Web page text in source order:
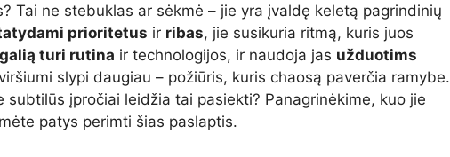
Tai ne stebuklas ar sėkmė – jie yra įvaldę keletą pagrindinių
prioritetus ir ribas, jie susikuria ritmą, kuris juos
galią turi rutina ir technologijos, ir naudoja jas užduotims
slypi daugiau – požiūris, kuris chaosą paverčia ramybe.
subtilūs įpročiai leidžia tai pasiekti? Panagrinėkime, kuo jie
patys perimti šias paslaptis.